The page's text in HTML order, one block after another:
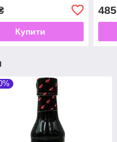
Купити
485